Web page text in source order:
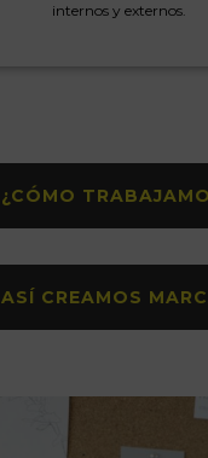
internos y externos.
¿CÓMO
ASÍ CREAMOS